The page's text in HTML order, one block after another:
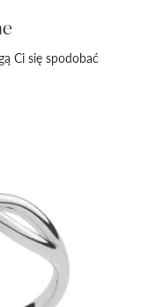
Ci się spodobać